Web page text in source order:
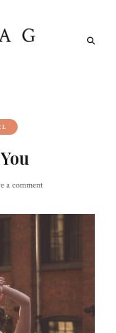
a comment